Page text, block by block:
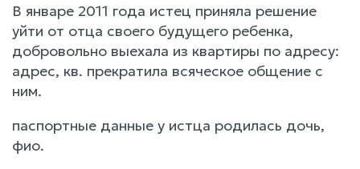
В январе 2011 года истец приняла решение
уйти от отца своего будущего ребенка,
добровольно выехала из квартиры по адресу:
адрес, кв. прекратила всяческое общение с
ним.
паспортные данные у истца родилась дочь,
фио.